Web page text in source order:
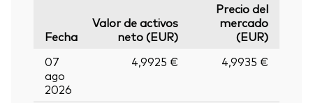
Fecha
Valor de activos
neto (EUR)
Precio del
mercado
(EUR)
07
ago
2026
4,9925 € 4,9935 €